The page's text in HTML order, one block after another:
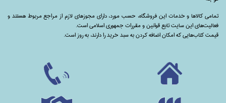
تمامی‌ کالاها و خدمات این فروشگاه، حسب مورد،‌ دارای مجوزهای لازم از مراجع مربوط هستند ‌و‌‌
فعالیت‌های این سایت تابع قوانین و مقررات جمهوری اسلامی است.
قیمت کتاب‌هایی که امکان اضافه کردن به سبد خرید را دارند،‌ به روز است.